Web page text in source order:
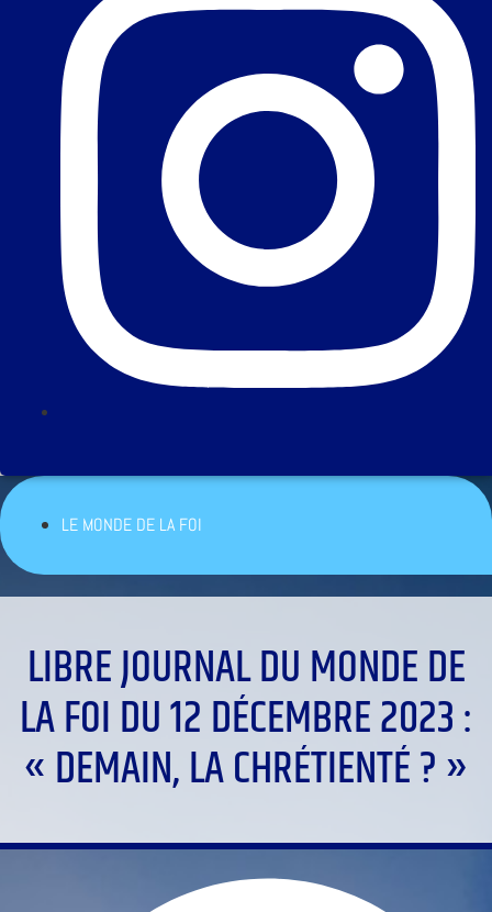
LE MONDE DE LA FOI
LIBRE JOURNAL DU MONDE DE
LA FOI DU 12 DÉCEMBRE 2023 :
« DEMAIN, LA CHRÉTIENTÉ ? »